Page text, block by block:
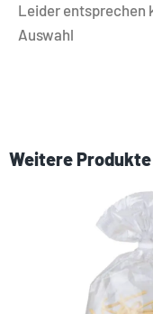
Leider entsprechen
Auswahl
Weitere Produkte